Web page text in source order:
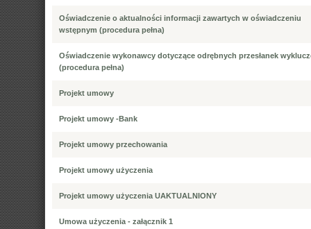
Oświadczenie o aktualności informacji zawartych w oświadczeniu
wstępnym (procedura pełna)
Oświadczenie wykonawcy dotyczące odrębnych przesłanek
(procedura pełna)
Projekt umowy
Projekt umowy -Bank
Projekt umowy przechowania
Projekt umowy użyczenia
Projekt umowy użyczenia UAKTUALNIONY
Umowa użyczenia - załącznik 1